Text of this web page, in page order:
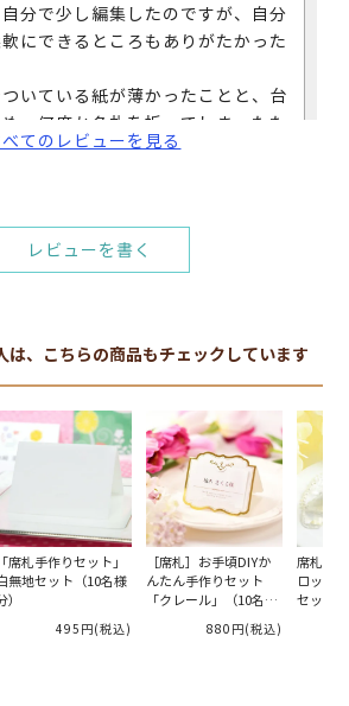
分で少し編集したのですが、自分
にできるところもありがたかった
いている紙が薄かったことと、台
、何度か名札を折ってしまったた
数で発注するのは少しリスキーだと
21
です！
ならないので、時間がない花嫁さ
ることが多くなって大変かも。
てのレビューを見る
レビューを書く
は、こちらの商品もチェックしています
「席札手作りセット」
無地セット（10名様
）
495円(税込)
［席札］お手頃DIYか
んたん手作りセット
「クレール」（10名様
880円(税込)
席札DIY
ロッテ
セット）